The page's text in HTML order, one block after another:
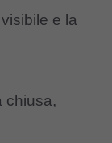
e la
chiusa,